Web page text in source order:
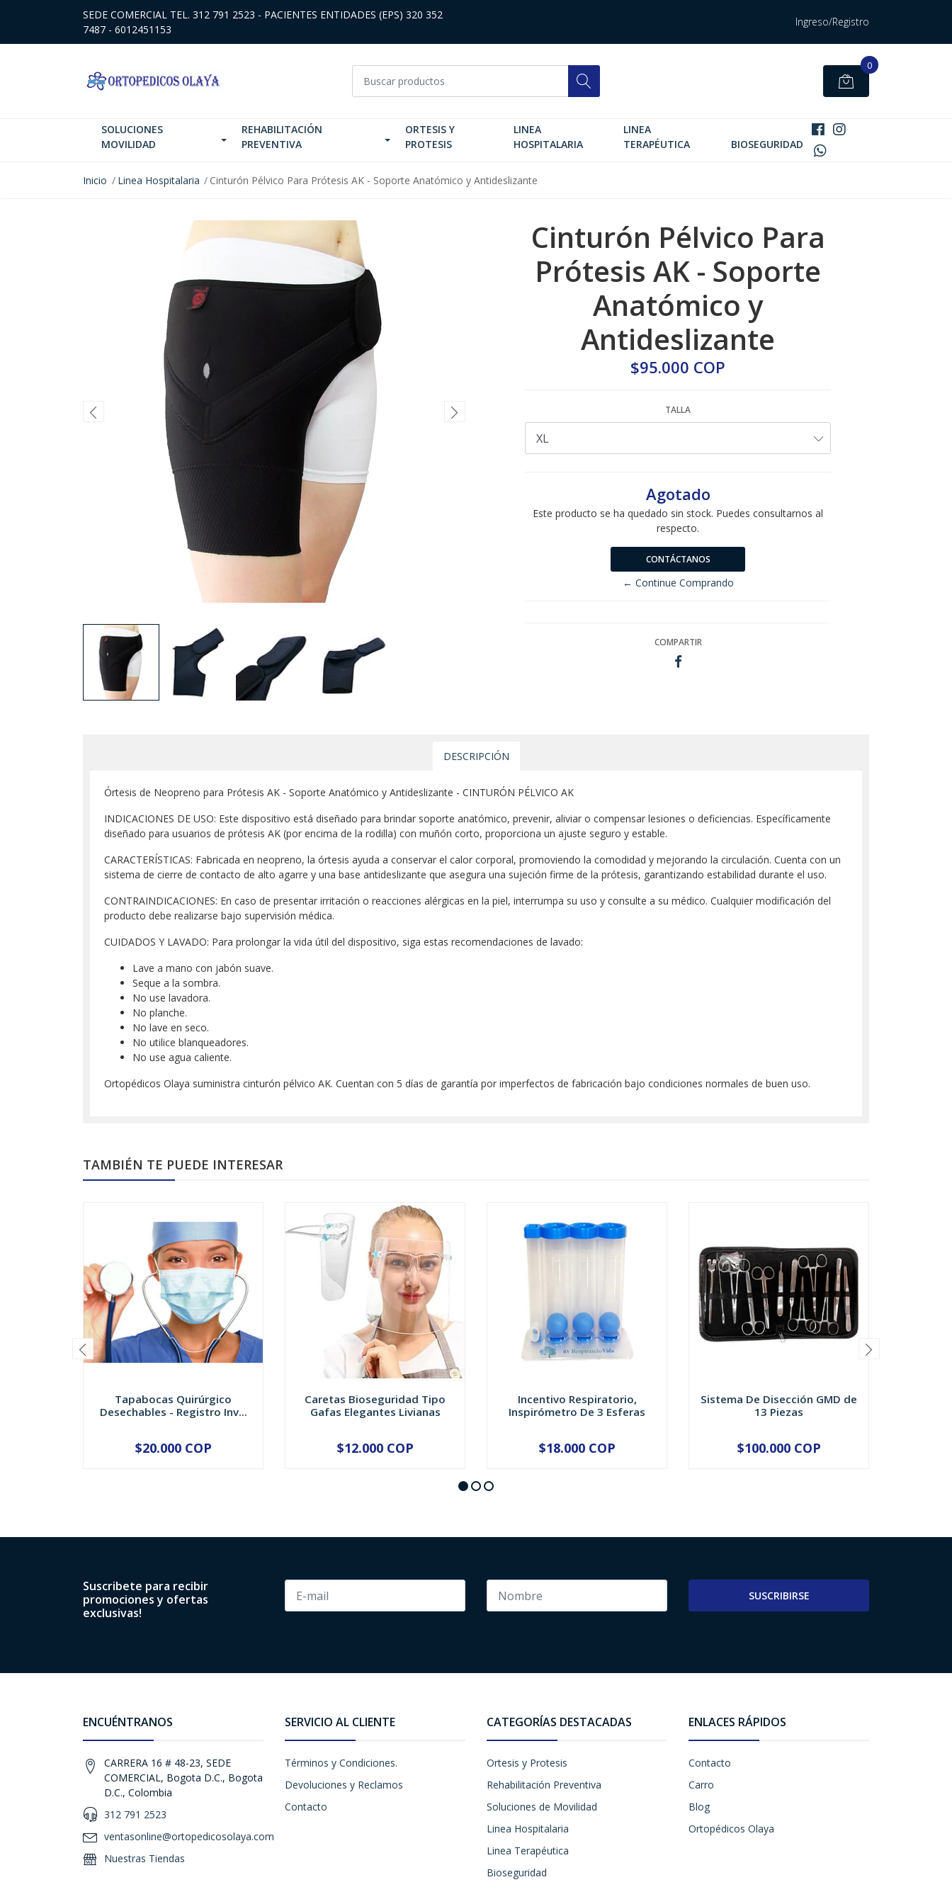
SEDE COMERCIAL TEL. 312 791 2523 - PACIENTES ENTIDADES (EPS) 320 352
7487 - 6012451153
Ingreso/Registro
0
SOLUCIONES
MOVILIDAD
REHABILITACIÓN
PREVENTIVA
ORTESIS Y
PROTESIS
LINEA
HOSPITALARIA
LINEA
TERAPÉUTICA
BIOSEGURIDAD
Inicio Linea Hospitalaria Cinturón Pélvico Para Prótesis AK - Soporte Anatómico y Antideslizante
Cinturón Pélvico Para
Prótesis AK - Soporte
Anatómico y
Antideslizante
$95.000 COP
TALLA
Agotado
Este producto se ha quedado sin stock. Puedes consultarnos al
respecto.
CONTÁCTANOS
← Continue Comprando
COMPARTIR
DESCRIPCIÓN
Órtesis de Neopreno para Prótesis AK - Soporte Anatómico y Antideslizante - CINTURÓN PÉLVICO AK
INDICACIONES DE USO: Este dispositivo está diseñado para brindar soporte anatómico, prevenir, aliviar o compensar lesiones o deficiencias. Específicamente
diseñado para usuarios de prótesis AK (por encima de la rodilla) con muñón corto, proporciona un ajuste seguro y estable.
CARACTERÍSTICAS: Fabricada en neopreno, la órtesis ayuda a conservar el calor corporal, promoviendo la comodidad y mejorando la circulación. Cuenta con un
sistema de cierre de contacto de alto agarre y una base antideslizante que asegura una sujeción firme de la prótesis, garantizando estabilidad durante el uso.
CONTRAINDICACIONES: En caso de presentar irritación o reacciones alérgicas en la piel, interrumpa su uso y consulte a su médico. Cualquier modificación del
producto debe realizarse bajo supervisión médica.
CUIDADOS Y LAVADO: Para prolongar la vida útil del dispositivo, siga estas recomendaciones de lavado:
Lave a mano con jabón suave.
Seque a la sombra.
No use lavadora.
No planche.
No lave en seco.
No utilice blanqueadores.
No use agua caliente.
Ortopédicos Olaya suministra cinturón pélvico AK. Cuentan con 5 días de garantía por imperfectos de fabricación bajo condiciones normales de buen uso.
TAMBIÉN TE PUEDE INTERESAR
Tapabocas Quirúrgico
Desechables - Registro Inv...
$20.000 COP
Caretas Bioseguridad Tipo
Gafas Elegantes Livianas
$12.000 COP
Incentivo Respiratorio,
Inspirómetro De 3 Esferas
$18.000 COP
Sistema De Disección GMD de
13 Piezas
$100.000 COP
Suscribete para recibir
promociones y ofertas
exclusivas!
SUSCRIBIRSE
ENCUÉNTRANOS
CARRERA 16 # 48-23, SEDE
COMERCIAL, Bogota D.C., Bogota
D.C., Colombia
312 791 2523
ventasonline@ortopedicosolaya.com
Nuestras Tiendas
SERVICIO AL CLIENTE
Términos y Condiciones.
Devoluciones y Reclamos
Contacto
CATEGORÍAS DESTACADAS
Ortesis y Protesis
Rehabilitación Preventiva
Soluciones de Movilidad
Linea Hospitalaria
Linea Terapéutica
Bioseguridad
ENLACES RÁPIDOS
Contacto
Carro
Blog
Ortopédicos Olaya